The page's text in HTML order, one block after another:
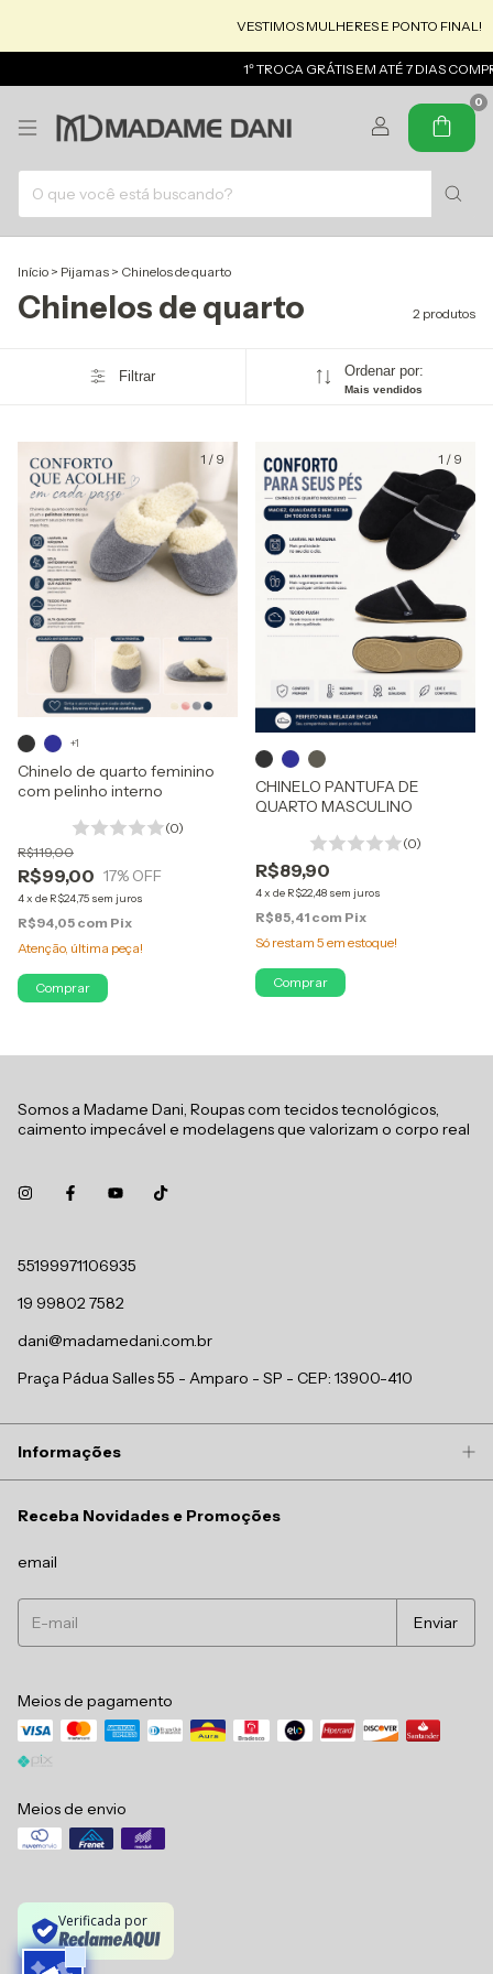
VESTIMOS MULHERES E PONTO FINAL!
1º TROCA GRÁTIS EM ATÉ 7 DIAS
0
Início > Pijamas > Chinelos de quarto
Chinelos de quarto 2 produtos
Filtrar Ordenar por:
Mais vendidos
1 / 9
Chinelo de quarto feminino
com pelinho interno
(0)
R$99,00
R$119,00
17% OFF
4x de R$24,75 sem juros
R$94,05 com Pix
Atenção, última peça!
+1
Comprar
1 / 9
CHINELO PANTUFA DE
QUARTO MASCULINO
(0)
R$89,90
4x de R$22,48 sem juros
R$85,41 com Pix
Só restam 5 em estoque!
Comprar
Somos a Madame Dani, Roupas com tecidos tecnológicos,
caimento impecável e modelagens que valorizam o corpo real
55199971106935
19 99802 7582
dani@madamedani.com.br
Praça Pádua Salles 55 - Amparo - SP - CEP: 13900-410
Informações
Receba Novidades e Promoções
email
Meios de pagamento
Meios de envio
Verificada por